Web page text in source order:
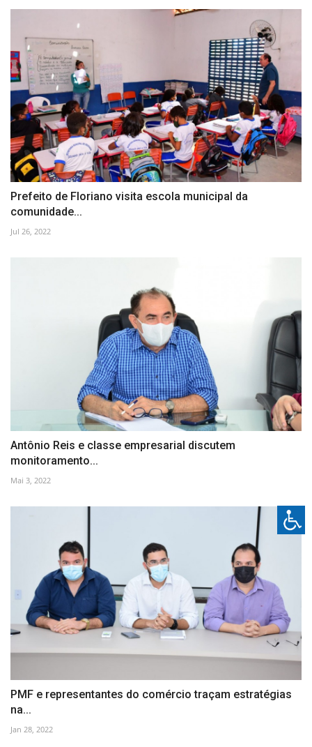
Prefeito de Floriano visita escola municipal da
comunidade...
Jul 26, 2022
Antônio Reis e classe empresarial discutem
monitoramento...
Mai 3, 2022
PMF e representantes do comércio traçam estratégias
na...
Jan 28, 2022